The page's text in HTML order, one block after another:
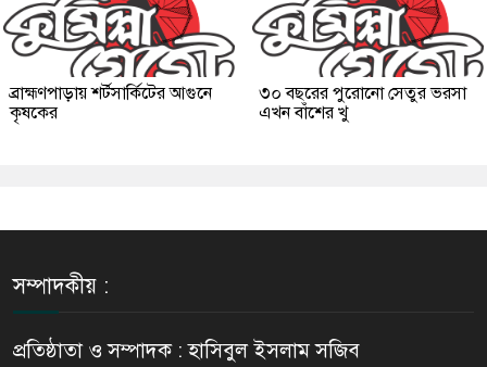
ব্রাহ্মণপাড়ায় শর্টসার্কিটের আগুনে
কৃষকের
৩০ বছরের পুরোনো সেতুর ভরসা
এখন বাঁশের খু
সম্পাদকীয় :
প্রতিষ্ঠাতা ও সম্পাদক : হাসিবুল ইসলাম সজিব